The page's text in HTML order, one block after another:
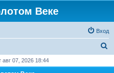
Веке
Вход
07, 2026 18:44